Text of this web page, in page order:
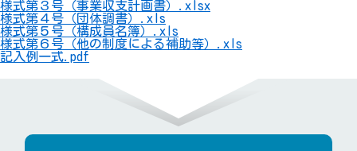
様式第３号（事業収支計画書）.xlsx
様式第４号（団体調書）.xls
様式第５号（構成員名簿）.xls
様式第６号（他の制度による補助等）.xls
記入例一式.pdf